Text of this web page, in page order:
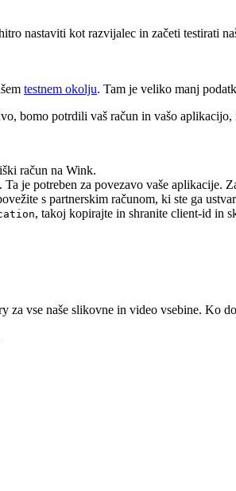
nastaviti kot razvijalec in začeti testirati
testnem okolju. Tam je veliko manj
bomo potrdili vaš račun in vašo
račun na Wink.
. Ta je potreben za povezavo vaše aplikacije.
s partnerskim računom, ki ste ga
, takoj kopirajte in shranite client-id in
za vse naše slikovne in video vsebine. Ko